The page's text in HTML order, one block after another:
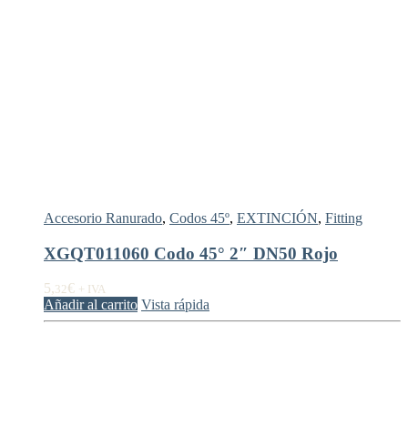
Accesorio Ranurado, Codos 45º, EXTINCIÓN, Fitting
XGQT011060 Codo 45° 2″ DN50 Rojo
5,32€ + IVA
Añadir al carrito Vista rápida